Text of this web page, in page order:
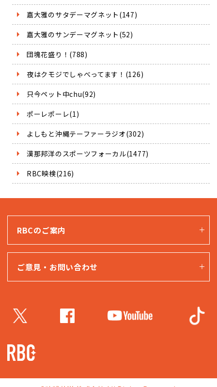
嘉大雅のサタデーマグネット(147)
嘉大雅のサンデーマグネット(52)
団塊花盛り！(788)
夜はクモジでしゃべってます！(126)
只今ペット中chu(92)
ポーレポーレ(1)
よしもと沖縄テーファーラジオ(302)
漢那邦洋のスポーツフォーカル(1477)
RBC映検(216)
RBCのご案内
ご意見・お問い合わせ